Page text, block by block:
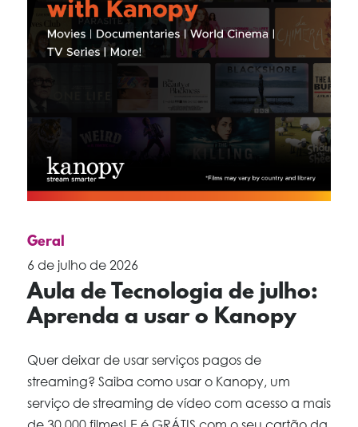
Geral
6 de julho de 2026
Aula de Tecnologia de julho:
Aprenda a usar o Kanopy
Quer deixar de usar serviços pagos de
streaming? Saiba como usar o Kanopy, um
serviço de streaming de vídeo com acesso a mais